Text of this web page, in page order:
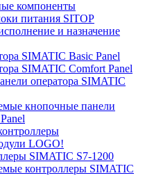
компоненты
питания SITOP
и назначение
SIMATIC Basic Panel
SIMATIC Comfort Panel
оператора SIMATIC
кнопочные панели
LOGO!
SIMATIC S7-1200
контроллеры SIMATIC